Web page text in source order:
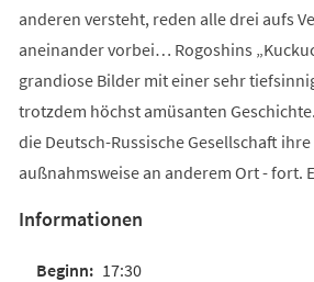
anderen versteht, reden alle drei aufs
aneinander vorbei… Rogoshins
grandiose Bilder mit einer sehr
trotzdem höchst amüsanten
die Deutsch-Russische Gesellschaft
außnahmsweise an anderem Ort - fort.
Informationen
17:30